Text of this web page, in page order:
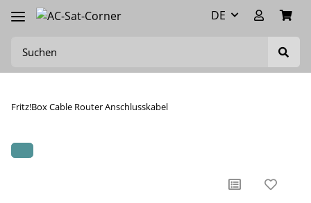
DE
Fritz!Box Cable Router Anschlusskabel